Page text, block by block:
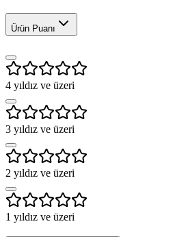
Ürün Puanı
4 yıldız ve üzeri
3 yıldız ve üzeri
2 yıldız ve üzeri
1 yıldız ve üzeri